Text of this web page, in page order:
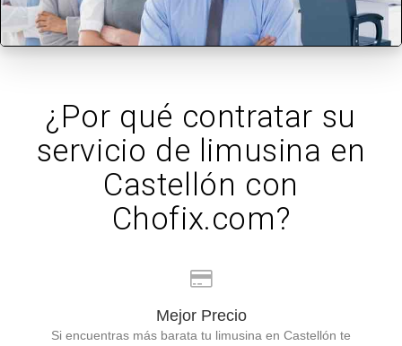
¿Por qué contratar su
servicio de limusina en
Castellón con
Chofix.com?
Mejor Precio
Si encuentras más barata tu limusina en Castellón te